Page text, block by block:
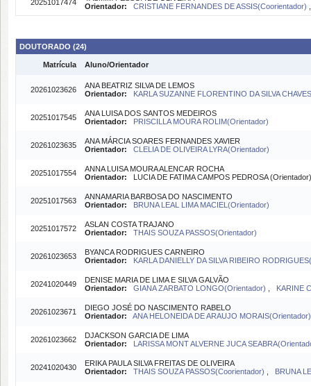
20251017474
Orientador:
CRISTIANE FERNANDES DE ASSIS(Coorientador)
DOUTORADO (24)
Matrícula Aluno/Orientador
20261023626
ANA BEATRIZ SILVA DE LEMOS
Orientador:
KARLA SUZANNE FLORENTINO DA SILVA
20251017545
ANA LUISA DOS SANTOS MEDEIROS
Orientador:
PRISCILLA MOURA ROLIM(Orientador)
20261023635
ANA MÁRCIA SOARES FERNANDES XAVIER
Orientador:
CLELIA DE OLIVEIRA LYRA(Orientador)
20251017554
ANNA LUISA MOURA ALENCAR ROCHA
Orientador: LUCIA DE FATIMA CAMPOS PEDROSA (Orientador)
20251017563
ANNAMARIA BARBOSA DO NASCIMENTO
Orientador:
BRUNA LEAL LIMA MACIEL(Orientador)
20251017572
ASLAN COSTA TRAJANO
Orientador:
THAIS SOUZA PASSOS(Orientador)
20261023653
BYANCA RODRIGUES CARNEIRO
Orientador:
KARLA DANIELLY DA SILVA RIBEIRO
20241020449
DENISE MARIA DE LIMA E SILVA GALVÃO
Orientador:
GIANA ZARBATO LONGO(Orientador) KARINE
20261023671
DIEGO JOSÉ DO NASCIMENTO RABELO
Orientador:
ANA HELONEIDA DE ARAUJO MORAIS(Orientador)
20261023662
DJACKSON GARCIA DE LIMA
Orientador:
LARISSA MONT ALVERNE JUCA
20241020430
ERIKA PAULA SILVA FREITAS DE OLIVEIRA
Orientador:
THAIS SOUZA PASSOS(Coorientador) BRUNA